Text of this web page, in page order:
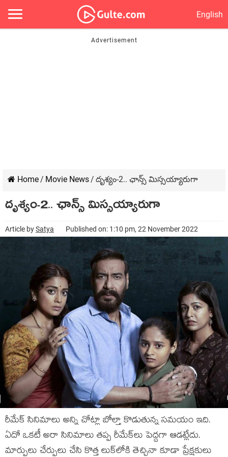
English
Home/ Movie News/ దృశ్యం-2.. ఛాన్స్ మిస్సయ్యారుగా
దృశ్యం-2.. ఛాన్స్ మిస్సయ్యారుగా
Article bySatya Published on: 1:10 pm, 22 November 2022
రీమేక్ సినిమాలు అన్ని చోట్లా బోల్తా కొడుతున్న సమయం ఇది.
ఏదో ఒకటీ అరా సినిమాలు తప్ప రీమేక్‌లు పెద్దగా ఆడట్లేదు.
మార్పులు చేర్పులు చేసి కొత్త లుక్‌లోకి తెచ్చినా కూడా ప్రేక్షకులు